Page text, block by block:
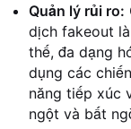
Quản lý rủi ro:
dịch fakeout
thế, đa dạng
dụng các
năng tiếp xúc
ngột và bất